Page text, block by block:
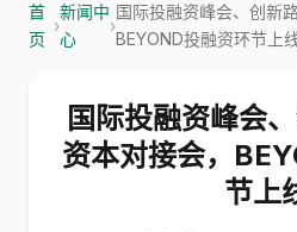
首
页
›
新闻中
心
›
国际投融资峰会、创新
BEYOND投融资环节上
国际投融资峰会
资本对接会，
节上